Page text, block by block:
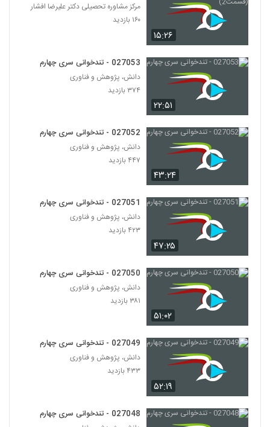
۱۵:۲۶
مرکز مشاوره تحصیلی دکتر علیرضا افشار
۱۶۰ بازدید
۲۲:۵۱
027053 - تندخوانی سری چهارم
دانش، پژوهش و فناوری
۳۷۴ بازدید
۴۳:۲۴
027052 - تندخوانی سری چهارم
دانش، پژوهش و فناوری
۴۴۷ بازدید
۴۷:۲۵
027051 - تندخوانی سری چهارم
دانش، پژوهش و فناوری
۴۲۳ بازدید
۵۱:۰۲
027050 - تندخوانی سری چهارم
دانش، پژوهش و فناوری
۳۸۱ بازدید
۵۲:۱۹
027049 - تندخوانی سری چهارم
دانش، پژوهش و فناوری
۴۳۳ بازدید
027048 - تندخوانی سری چهارم